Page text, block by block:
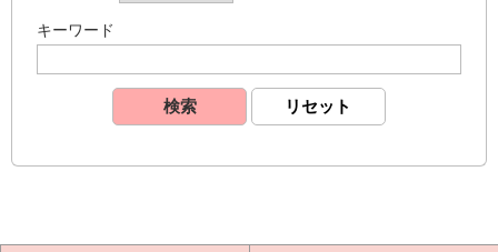
キーワード